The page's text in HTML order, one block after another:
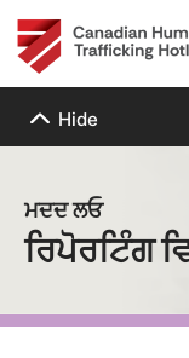
Hide
ਮਦਦ ਲਓ
ਰਿਪੋਰਟਿੰਗ